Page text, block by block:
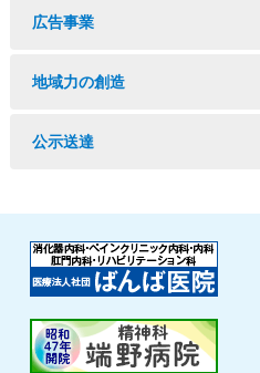
広告事業
地域力の創造
公示送達